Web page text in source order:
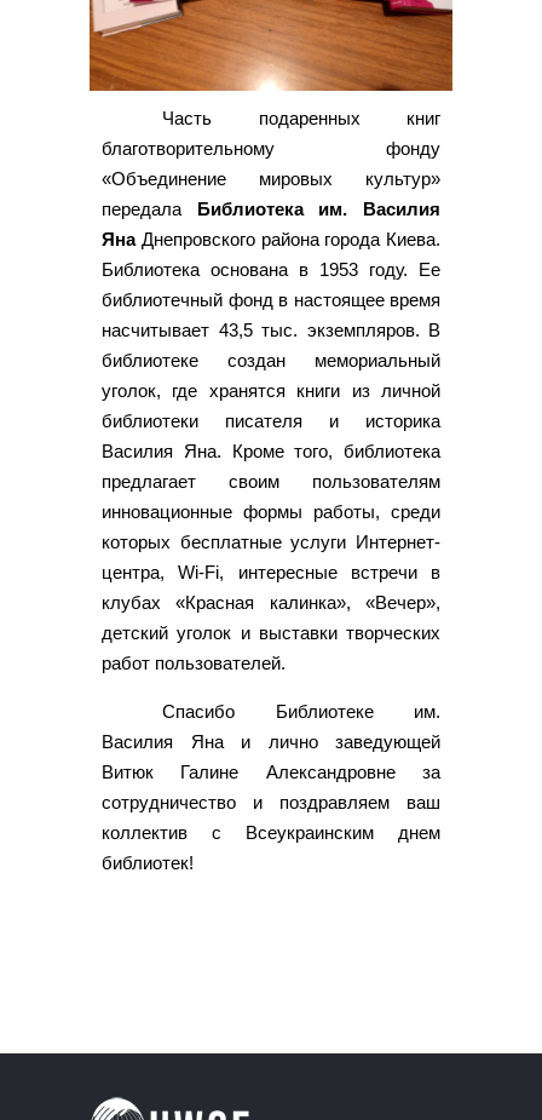
Часть подаренных книг
благотворительному фонду
«Объединение мировых культур»
передала Библиотека им. Василия
ЯнаДнепровского района города Киева.
Библиотека основана в 1953 году. Ее
библиотечный фонд в настоящее время
насчитывает 43,5 тыс. экземпляров. В
библиотеке создан мемориальный
уголок, где хранятся книги из личной
библиотеки писателя и историка
Василия Яна. Кроме того, библиотека
предлагает своим пользователям
инновационные формы работы, среди
которых бесплатные услуги Интернет-
центра, Wi-Fi, интересные встречи в
клубах «Красная калинка», «Вечер»,
детский уголок и выставки творческих
работ пользователей.
Спасибо Библиотеке им.
Василия Яна и лично заведующей
Витюк Галине Александровне за
сотрудничество и поздравляем ваш
коллектив с Всеукраинским днем
библиотек!